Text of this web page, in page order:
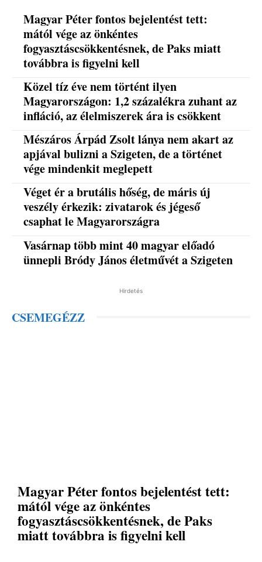
Magyar Péter fontos bejelentést tett:
mától vége az önkéntes
fogyasztáscsökkentésnek, de Paks miatt
továbbra is figyelni kell
Közel tíz éve nem történt ilyen
Magyarországon: 1,2 százalékra zuhant az
infláció, az élelmiszerek ára is csökkent
Mészáros Árpád Zsolt lánya nem akart az
apjával bulizni a Szigeten, de a történet
vége mindenkit meglepett
Véget ér a brutális hőség, de máris új
veszély érkezik: zivatarok és jégeső
csaphat le Magyarországra
Vasárnap több mint 40 magyar előadó
ünnepli Bródy János életművét a Szigeten
Hirdetés
CSEMEGÉZZ
Magyar Péter fontos bejelentést tett:
mától vége az önkéntes
fogyasztáscsökkentésnek, de Paks
miatt továbbra is figyelni kell